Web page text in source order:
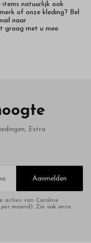
items natuurlijk ook
of onze kleding? Bel
naar
graag met u mee.
Extra
Aanmelden
acties van Caroline
maand). Zie ook onze